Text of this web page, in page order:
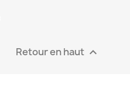
Retour en haut 